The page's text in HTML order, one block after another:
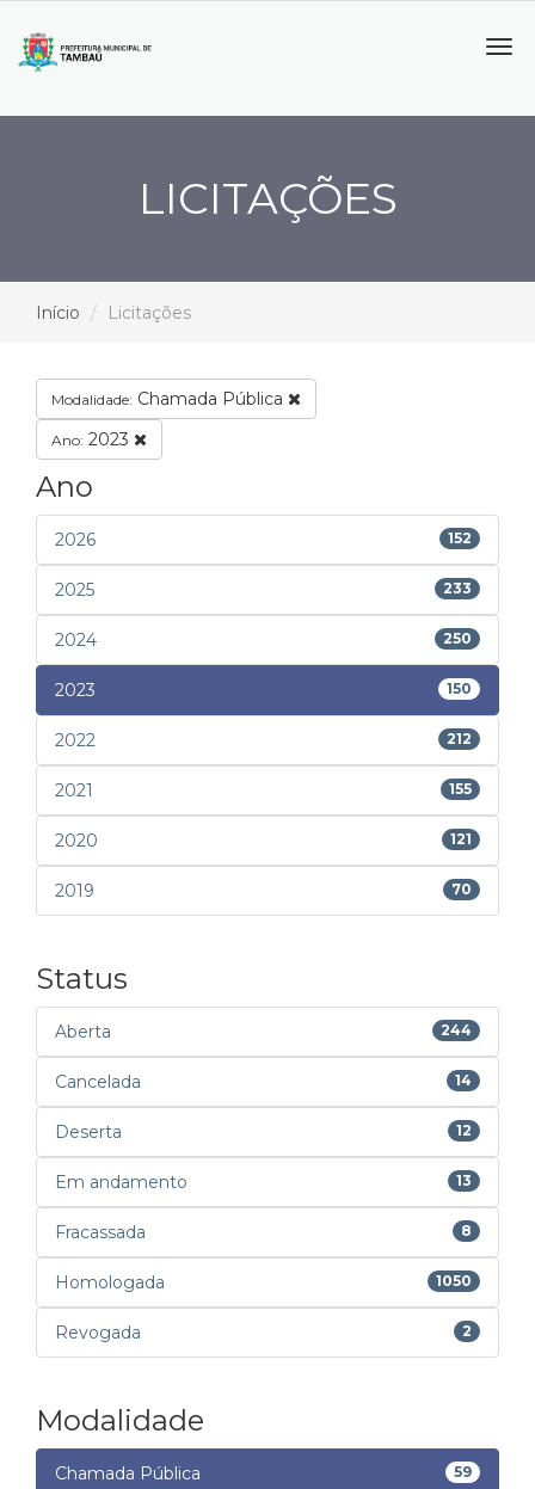
LICITAÇÕES
Início Licitações
Modalidade: Chamada Pública
Ano: 2023
Ano
2026 152
2025 233
2024 250
2023 150
2022 212
2021 155
2020 121
2019 70
Status
Aberta 244
Cancelada 14
Deserta 12
Em andamento 13
Fracassada 8
Homologada 1050
Revogada 2
Modalidade
Chamada Pública 59